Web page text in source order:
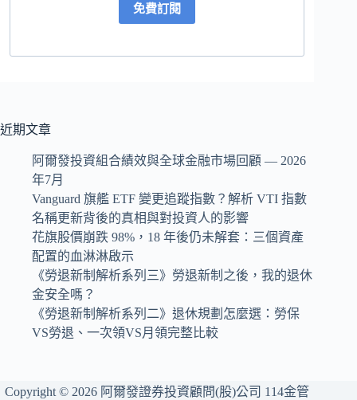
免費訂閱
近期文章
阿爾發投資組合績效與全球金融市場回顧 — 2026
年7月
Vanguard 旗艦 ETF 變更追蹤指數？解析 VTI 指數
名稱更新背後的真相與對投資人的影響
花旗股價崩跌 98%，18 年後仍未解套：三個資產
配置的血淋淋啟示
《勞退新制解析系列三》勞退新制之後，我的退休
金安全嗎？
《勞退新制解析系列二》退休規劃怎麼選：勞保
VS勞退、一次領VS月領完整比較
Copyright © 2026 阿爾發證券投資顧問(股)公司 114金管